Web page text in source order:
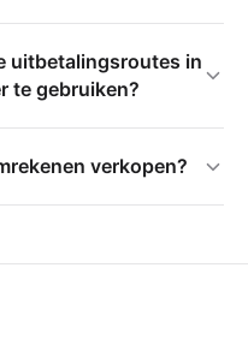
uitbetalingsroutes in
te gebruiken?
verkopen?